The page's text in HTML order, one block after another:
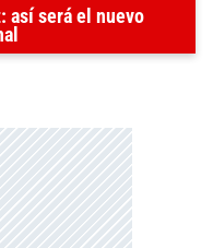
así será el nuevo